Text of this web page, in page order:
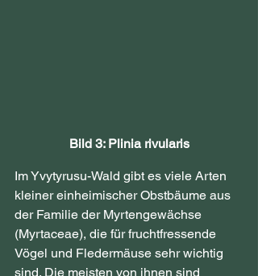
Bild 3: Plinia rivularis
Im Yvytyrusu-Wald gibt es viele Arten
kleiner einheimischer Obstbäume aus
der Familie der Myrtengewächse
(Myrtaceae), die für fruchtfressende
Vögel und Fledermäuse sehr wichtig
sind. Die meisten von ihnen sind